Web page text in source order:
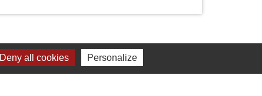
Deny all cookies Personalize